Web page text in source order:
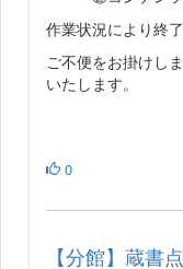
作業状況により終
ご不便をお掛けし
いたします。
0
【分館】蔵書